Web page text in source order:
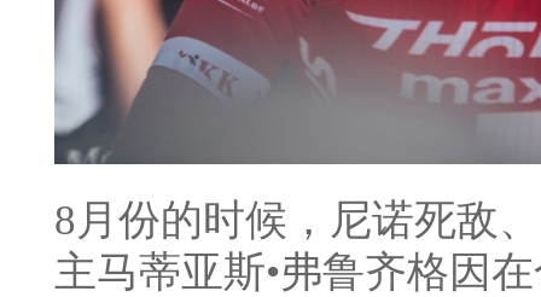
8月份的时候，尼诺死敌
主马蒂亚斯•弗鲁齐格因